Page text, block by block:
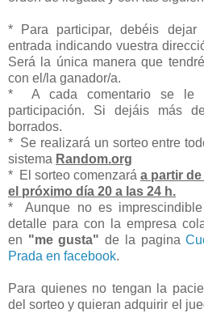
* Para participar, debéis dejar
entrada indicando vuestra
Será la única manera que
con el/la ganador/a.
* A cada comentario se le
participación. Si dejáis más
borrados.
* Se realizará un sorteo entre
sistema Random.org
* El sorteo comenzará a partir
el próximo día 20 a las 24 h.
* Aunque no es
detalle para con la empresa
en "me gusta" de la pagina
Prada en facebook.
Para quienes no tengan la
del sorteo y quieran adquirir el